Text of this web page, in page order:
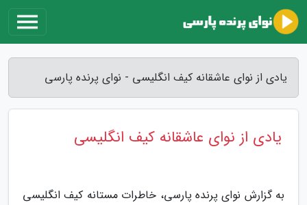
یادی از نوای عاشقانه کیف انگلیسی - نوای پرنده پارسی
یادی از نوای عاشقانه کیف انگلیسی
به گزارش نوای پرنده پارسی، خاطرات مستانه کیف انگلیسی